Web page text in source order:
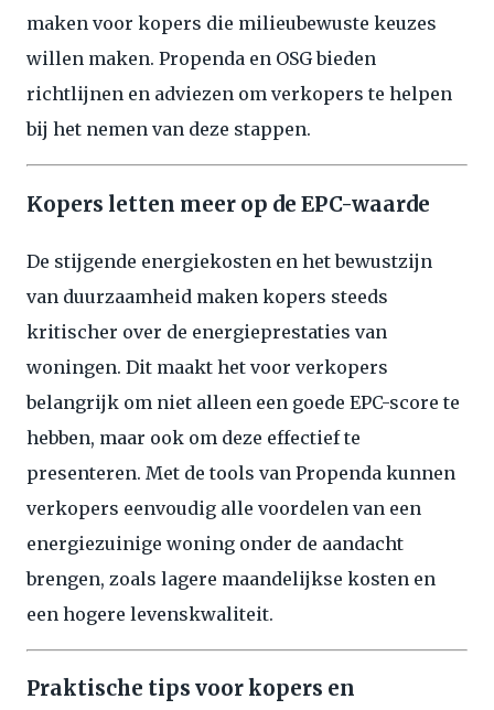
maken voor kopers die milieubewuste keuzes
willen maken. Propenda en OSG bieden
richtlijnen en adviezen om verkopers te helpen
bij het nemen van deze stappen.
Kopers letten meer op de EPC-waarde
De stijgende energiekosten en het bewustzijn
van duurzaamheid maken kopers steeds
kritischer over de energieprestaties van
woningen. Dit maakt het voor verkopers
belangrijk om niet alleen een goede EPC-score te
hebben, maar ook om deze effectief te
presenteren. Met de tools van Propenda kunnen
verkopers eenvoudig alle voordelen van een
energiezuinige woning onder de aandacht
brengen, zoals lagere maandelijkse kosten en
een hogere levenskwaliteit.
Praktische tips voor kopers en